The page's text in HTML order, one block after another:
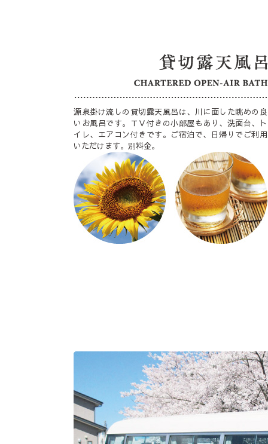
源泉掛け流しの貸切露天風呂は、川に面した眺めの良
いお風呂です。ＴＶ付きの小部屋もあり、洗面台、ト
イレ、エアコン付きです。ご宿泊で、日帰りでご利用
いただけます。別料金。